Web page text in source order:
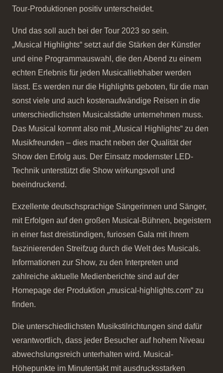
Tour-Produktionen positiv unterscheidet.
Und das soll auch bei der Tour 2023 so sein.
„Musical Highlights“ setzt auf die Stärken der Künstler
und eine Programmauswahl, die den Abend zu einem
echten Erlebnis für jeden Musicalliebhaber werden
lässt. Es werden nur die Highlights geboten, für die man
sonst viele und auch kostenaufwändige Reisen in die
unterschiedlichsten Musicalstädte unternehmen muss.
Das Musical kommt also mit „Musical Highlights“ zu den
Musikfreunden – dies macht neben der Qualität der
Show den Erfolg aus. Der Einsatz modernster LED-
Technik unterstützt die Show wirkungsvoll und
beeindruckend.
Exzellente deutschsprachige Sängerinnen und Sänger,
mit Erfolgen auf den großen Musical-Bühnen, begeistern
in einer fast dreistündigen, furiosen Gala mit ihrem
faszinierenden Streifzug durch die Welt des Musicals.
Informationen zur Show, zu den Interpreten und
zahlreiche aktuelle Medienberichte sind auf der
Homepage der Produktion „musical-highlights.com“ zu
finden.
Die unterschiedlichsten Musikstilrichtungen sind dafür
verantwortlich, dass jeder Besucher auf hohem Niveau
abwechslungsreich unterhalten wird. Musical-
Höhepunkte im Minutentakt mit ausdrucksstarken